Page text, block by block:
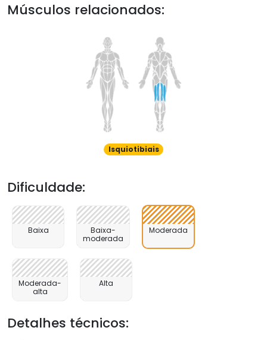
Músculos relacionados:
Isquiotibiais
Dificuldade:
Baixa
Baixa-
moderada
Moderada
Moderada-
alta
Alta
Detalhes técnicos: